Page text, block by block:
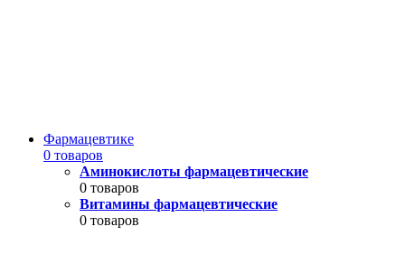
Фармацевтике
0 товаров
Аминокислоты фармацевтические
0 товаров
Витамины фармацевтические
0 товаров